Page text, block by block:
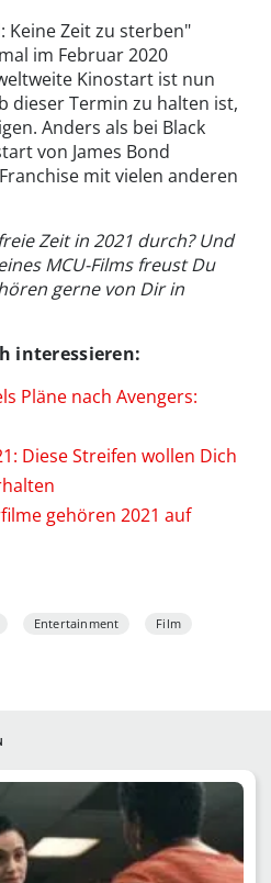
Keine Zeit zu sterben"
im Februar 2020
Kinostart ist nun
dieser Termin zu halten ist,
Anders als bei Black
von James Bond
mit vielen anderen
Zeit in 2021 durch? Und
MCU-Films freust Du
gerne von Dir in
interessieren:
Pläne nach Avengers:
Diese Streifen wollen Dich
gehören 2021 auf
Entertainment Film